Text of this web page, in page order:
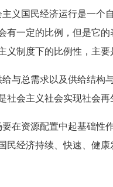
国民经济运行是一个
有一定的比例，但是它
制度下的比例性，主要
总需求以及供给结构
会主义社会实现社会再
资源配置中起基础性
经济持续、快速、健康